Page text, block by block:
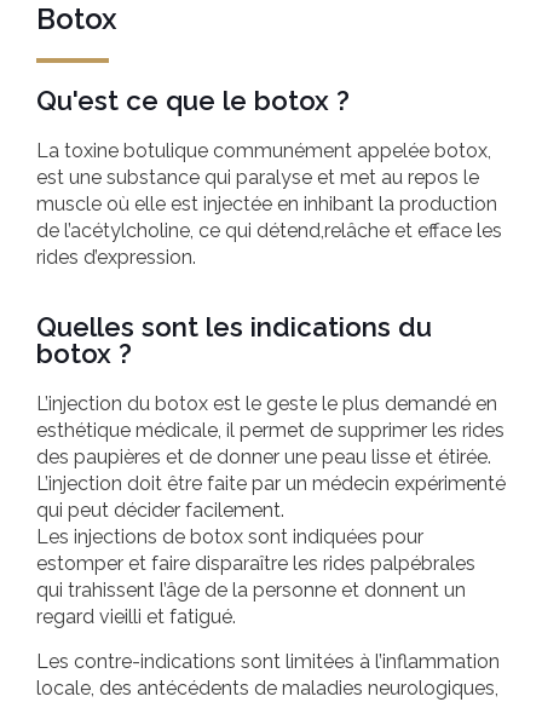
Botox
Qu'est ce que le botox ?
La toxine botulique communément appelée botox,
est une substance qui paralyse et met au repos le
muscle où elle est injectée en inhibant la production
de l’acétylcholine, ce qui détend,relâche et efface les
rides d’expression.
Quelles sont les indications du
botox ?
L’injection du botox est le geste le plus demandé en
esthétique médicale, il permet de supprimer les rides
des paupières et de donner une peau lisse et étirée.
L’injection doit être faite par un médecin expérimenté
qui peut décider facilement.
Les injections de botox sont indiquées pour
estomper et faire disparaître les rides palpébrales
qui trahissent l’âge de la personne et donnent un
regard vieilli et fatigué.
Les contre-indications sont limitées à l’inflammation
locale, des antécédents de maladies neurologiques,